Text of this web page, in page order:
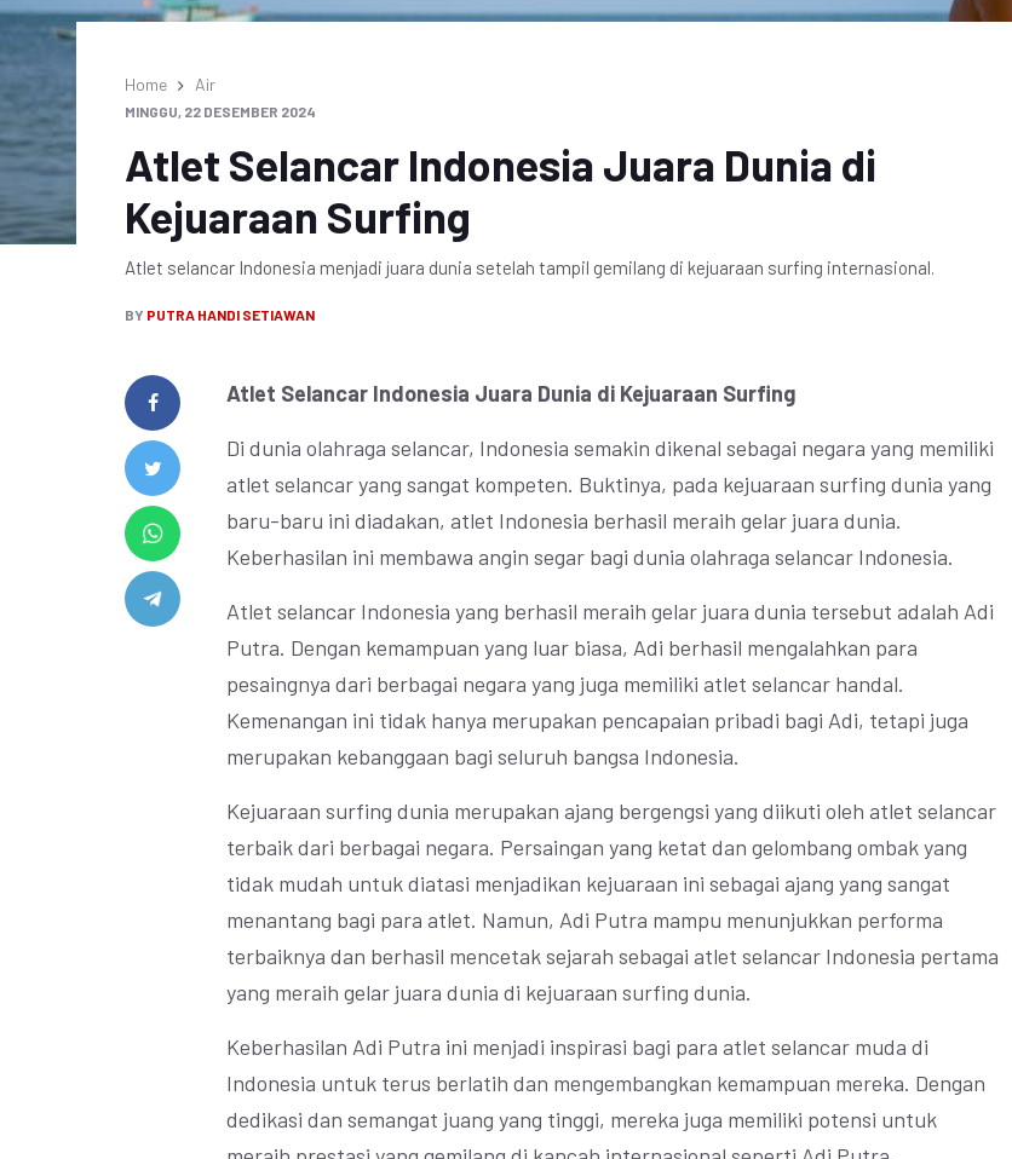
Home Air
MINGGU, 22 DESEMBER 2024
Atlet Selancar Indonesia Juara Dunia di
Kejuaraan Surfing
Atlet selancar Indonesia menjadi juara dunia setelah tampil gemilang di kejuaraan surfing internasional.
BY PUTRA HANDI SETIAWAN
Atlet Selancar Indonesia Juara Dunia di Kejuaraan Surfing
Di dunia olahraga selancar, Indonesia semakin dikenal sebagai negara yang memiliki
atlet selancar yang sangat kompeten. Buktinya, pada kejuaraan surfing dunia yang
baru-baru ini diadakan, atlet Indonesia berhasil meraih gelar juara dunia.
Keberhasilan ini membawa angin segar bagi dunia olahraga selancar Indonesia.
Atlet selancar Indonesia yang berhasil meraih gelar juara dunia tersebut adalah Adi
Putra. Dengan kemampuan yang luar biasa, Adi berhasil mengalahkan para
pesaingnya dari berbagai negara yang juga memiliki atlet selancar handal.
Kemenangan ini tidak hanya merupakan pencapaian pribadi bagi Adi, tetapi juga
merupakan kebanggaan bagi seluruh bangsa Indonesia.
Kejuaraan surfing dunia merupakan ajang bergengsi yang diikuti oleh atlet selancar
terbaik dari berbagai negara. Persaingan yang ketat dan gelombang ombak yang
tidak mudah untuk diatasi menjadikan kejuaraan ini sebagai ajang yang sangat
menantang bagi para atlet. Namun, Adi Putra mampu menunjukkan performa
terbaiknya dan berhasil mencetak sejarah sebagai atlet selancar Indonesia pertama
yang meraih gelar juara dunia di kejuaraan surfing dunia.
Keberhasilan Adi Putra ini menjadi inspirasi bagi para atlet selancar muda di
Indonesia untuk terus berlatih dan mengembangkan kemampuan mereka. Dengan
dedikasi dan semangat juang yang tinggi, mereka juga memiliki potensi untuk